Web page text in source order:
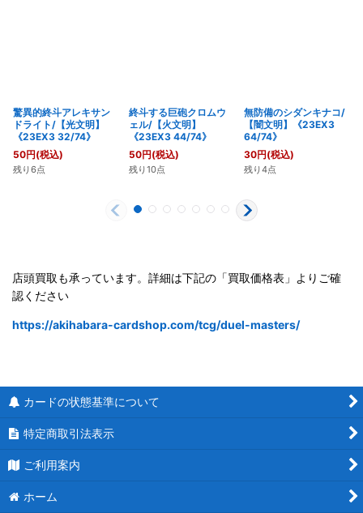
驚異的終斗アレキサン
ドライト/【光文明】
《23EX3 32/74》
50円(税込)
残り6点
終斗する巨砲クロムウ
ェル/【火文明】
《23EX3 44/74》
50円(税込)
残り10点
無防備のシダンキナコ/
【闇文明】《23EX3
64/74》
30円(税込)
残り4点
店頭買取も承っています。詳細は下記の「買取価格表」よりご確
認ください
https://akihabara-cardshop.com/tcg/duel-masters/
カードの状態基準について
特定商取引法表示
ご利用案内
ホーム